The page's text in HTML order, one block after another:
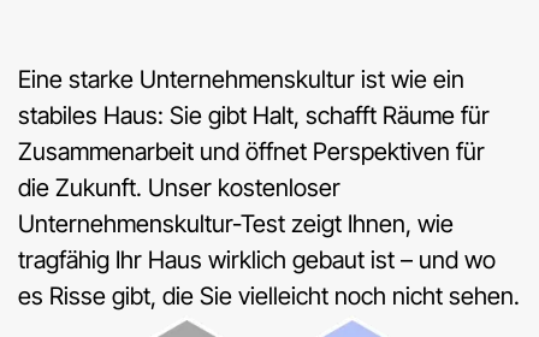
Eine starke Unternehmenskultur ist wie ein
stabiles Haus: Sie gibt Halt, schafft Räume für
Zusammenarbeit und öffnet Perspektiven für
die Zukunft. Unser kostenloser
Unternehmenskultur-Test zeigt Ihnen, wie
tragfähig Ihr Haus wirklich gebaut ist – und wo
es Risse gibt, die Sie vielleicht noch nicht sehen.